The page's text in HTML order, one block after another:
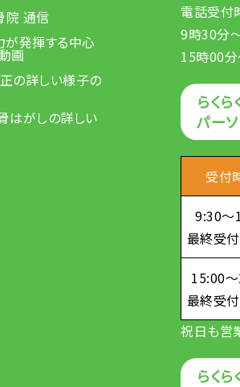
院 通信
が発揮する中心
画
の詳しい様子の
はがしの詳しい
電話受付
9時30分
15時00
らくら
パー
受付
9:30～
最終受
15:00
最終受
祝日も営
らくら